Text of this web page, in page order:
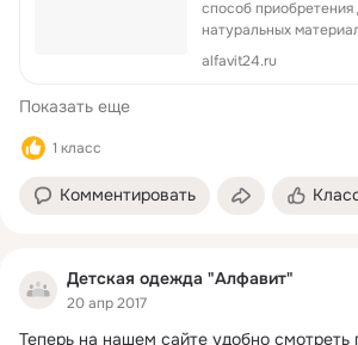
способ приобретения
натуральных
качества! Бесплатная
alfavit24.ru
Показать еще
1 класс
Комментировать
Детская одежда "Алфавит"
20 апр 2017
Теперь на нашем сайте удобно смотреть